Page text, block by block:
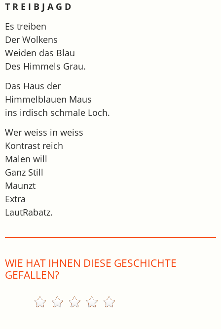
T R E I B J A G D
Es treiben
Der Wolkens
Weiden das Blau
Des Himmels Grau.
Das Haus der
Himmelblauen Maus
ins irdisch schmale Loch.
Wer weiss in weiss
Kontrast reich
Malen will
Ganz Still
Maunzt
Extra
LautRabatz.
WIE HAT IHNEN DIESE GESCHICHTE
GEFALLEN?